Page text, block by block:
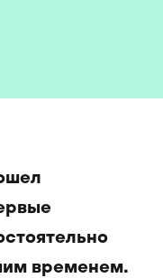
временем.